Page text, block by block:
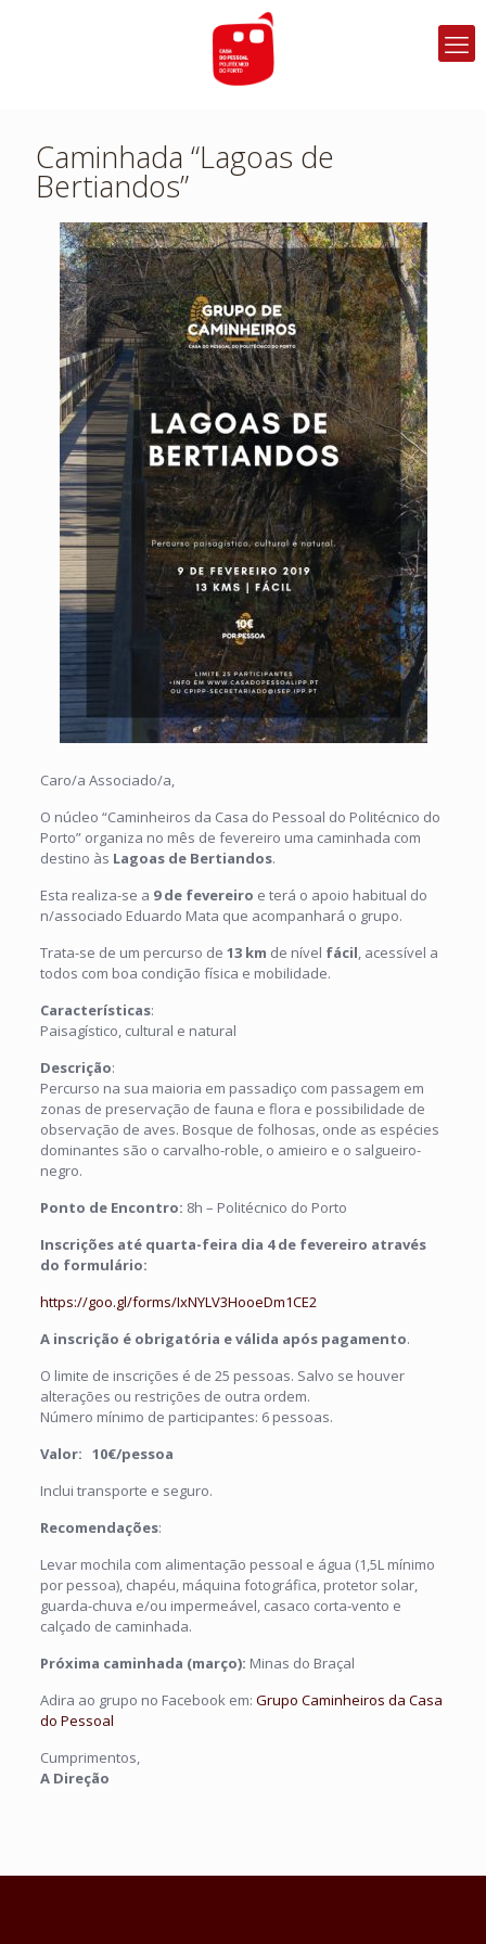
Caminhada “Lagoas de
Bertiandos”
Caro/a Associado/a,
O núcleo “Caminheiros da Casa do Pessoal do Politécnico do
Porto” organiza no mês de fevereiro uma caminhada com
destino às Lagoas de Bertiandos.
Esta realiza-se a 9 de fevereiro e terá o apoio habitual do
n/associado Eduardo Mata que acompanhará o grupo.
Trata-se de um percurso de 13 km de nível fácil, acessível a
todos com boa condição física e mobilidade.
Características:
Paisagístico, cultural e natural
Descrição:
Percurso na sua maioria em passadiço com passagem em
zonas de preservação de fauna e flora e possibilidade de
observação de aves. Bosque de folhosas, onde as espécies
dominantes são o carvalho-roble, o amieiro e o salgueiro-
negro.
Ponto de Encontro: 8h – Politécnico do Porto
Inscrições até quarta-feira dia 4 de fevereiro através
do formulário:
https://goo.gl/forms/IxNYLV3HooeDm1CE2
A inscrição é obrigatória e válida após pagamento.
O limite de inscrições é de 25 pessoas. Salvo se houver
alterações ou restrições de outra ordem.
Número mínimo de participantes: 6 pessoas.
Valor: 10€/pessoa
Inclui transporte e seguro.
Recomendações:
Levar mochila com alimentação pessoal e água (1,5L mínimo
por pessoa), chapéu, máquina fotográfica, protetor solar,
guarda-chuva e/ou impermeável, casaco corta-vento e
calçado de caminhada.
Próxima caminhada (março): Minas do Braçal
Adira ao grupo no Facebook em: Grupo Caminheiros da Casa
do Pessoal
Cumprimentos,
A Direção